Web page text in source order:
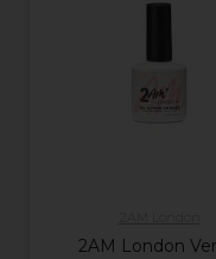
2AM London